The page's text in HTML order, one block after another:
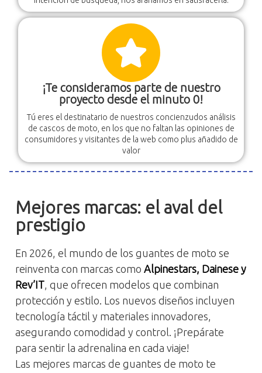
¡Te consideramos parte de nuestro
proyecto desde el minuto 0!
Tú eres el destinatario de nuestros concienzudos análisis
de cascos de moto, en los que no faltan las opiniones de
consumidores y visitantes de la web como plus añadido de
valor
Mejores marcas: el aval del
prestigio
En 2026, el mundo de los guantes de moto se
reinventa con marcas como Alpinestars, Dainese y
Rev’IT , que ofrecen modelos que combinan
protección y estilo. Los nuevos diseños incluyen
tecnología táctil y materiales innovadores,
asegurando comodidad y control. ¡Prepárate
para sentir la adrenalina en cada viaje!
Las mejores marcas de guantes de moto te